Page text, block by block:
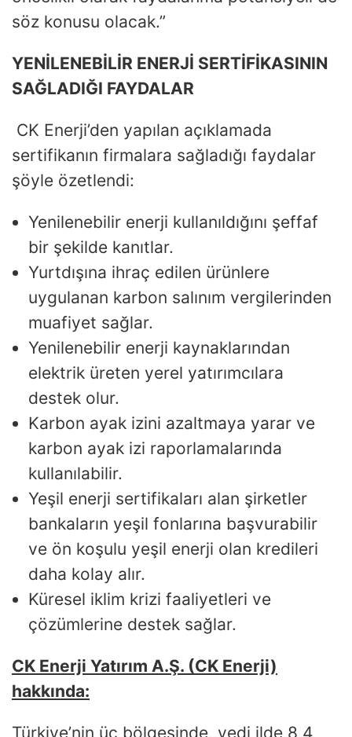
söz konusu olacak.”
YENİLENEBİLİR ENERJİ SERTİFİKASININ
SAĞLADIĞI FAYDALAR
CK Enerji’den yapılan açıklamada
sertifikanın firmalara sağladığı faydalar
şöyle özetlendi:
Yenilenebilir enerji kullanıldığını şeffaf
bir şekilde kanıtlar.
Yurtdışına ihraç edilen ürünlere
uygulanan karbon salınım vergilerinden
muafiyet sağlar.
Yenilenebilir enerji kaynaklarından
elektrik üreten yerel yatırımcılara
destek olur.
Karbon ayak izini azaltmaya yarar ve
karbon ayak izi raporlamalarında
kullanılabilir.
Yeşil enerji sertifikaları alan şirketler
bankaların yeşil fonlarına başvurabilir
ve ön koşulu yeşil enerji olan kredileri
daha kolay alır.
Küresel iklim krizi faaliyetleri ve
çözümlerine destek sağlar.
CK Enerji Yatırım A.Ş. (CK Enerji)
hakkında:
Türkiye’nin üç bölgesinde, yedi ilde 8,4